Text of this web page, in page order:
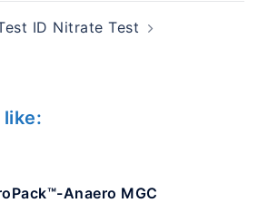
ID Nitrate Test
like:
Anaero MGC